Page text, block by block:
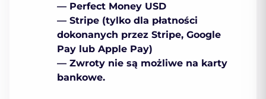
— Perfect Money USD
— Stripe (tylko dla płatności
dokonanych przez Stripe, Google
Pay lub Apple Pay)
— Zwroty nie są możliwe na karty
bankowe.